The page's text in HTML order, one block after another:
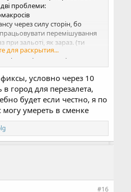
проблеми:
через силу сторін, бо
перемішування
зальоті, як зараз. (ти
стільки, скільки
тоді, коли синіх значно
назад в локацію - справа 5
той зробить.
для раскрытия...
условно через 10
город для перезалета,
будет если честно, я по
могу умереть в сменке
#16